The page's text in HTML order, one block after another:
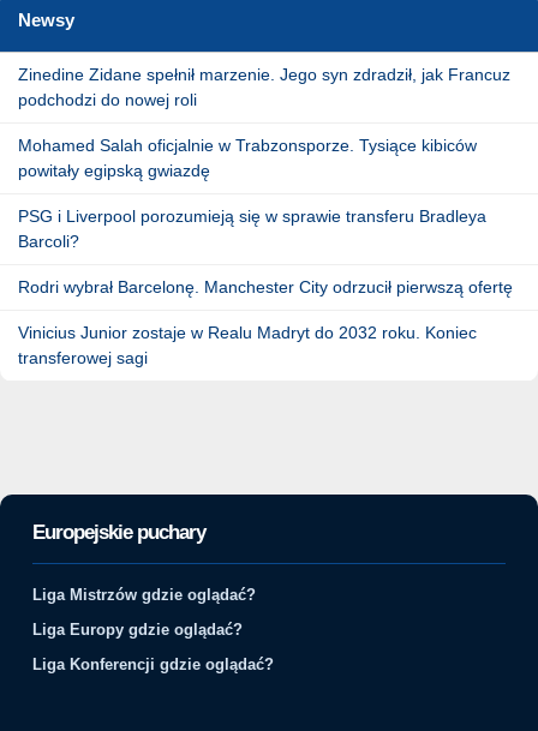
Newsy
Zinedine Zidane spełnił marzenie. Jego syn zdradził, jak Francuz
podchodzi do nowej roli
Mohamed Salah oficjalnie w Trabzonsporze. Tysiące kibiców
powitały egipską gwiazdę
PSG i Liverpool porozumieją się w sprawie transferu Bradleya
Barcoli?
Rodri wybrał Barcelonę. Manchester City odrzucił pierwszą ofertę
Vinicius Junior zostaje w Realu Madryt do 2032 roku. Koniec
transferowej sagi
Europejskie puchary
Liga Mistrzów gdzie oglądać?
Liga Europy gdzie oglądać?
Liga Konferencji gdzie oglądać?